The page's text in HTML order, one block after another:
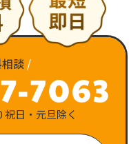
談 /
祝日・元旦除く